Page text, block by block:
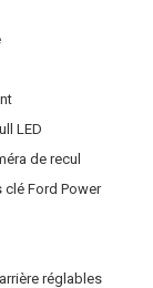
LED
de recul
clé Ford Power
réglables